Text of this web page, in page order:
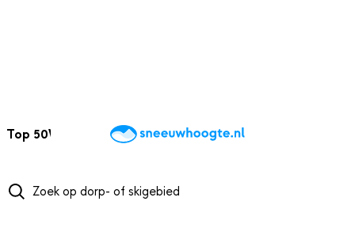
Top 50Webcams WintersportweerKaarten